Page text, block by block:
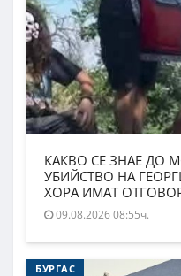
КАКВО СЕ ЗНАЕ ДО
УБИЙСТВО НА
ХОРА ИМАТ
09.08.2026 08:55ч.
БУРГАС